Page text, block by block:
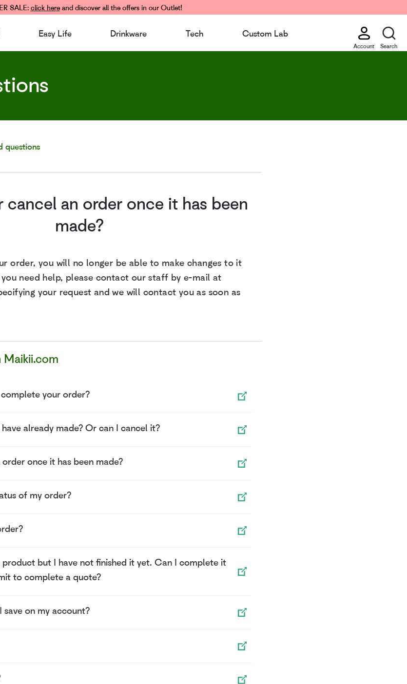
SALE: click hereand discover all the offers in our Outlet!
Easy Life Drinkware Tech Custom Lab
Account Search
questions
cancel an order once it has been
made?
order, you will no longer be able to make changes to it
need help, please contact our staff by e-mail at
your request and we will contact you as soon as
your order?
already made? Or can I cancel it?
once it has been made?
of my order?
but I have not finished it yet. Can I complete it
to complete a quote?
save on my account?